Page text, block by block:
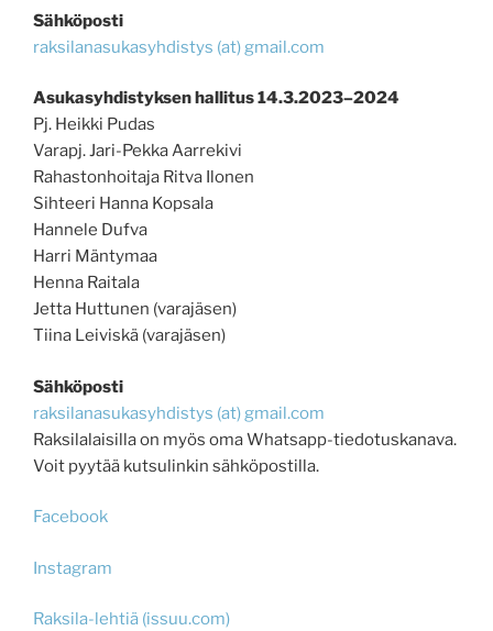
Sähköposti
raksilanasukasyhdistys (at) gmail.com
Asukasyhdistyksen hallitus 14.3.2023–2024
Pj. Heikki Pudas
Varapj. Jari-Pekka Aarrekivi
Rahastonhoitaja Ritva Ilonen
Sihteeri Hanna Kopsala
Hannele Dufva
Harri Mäntymaa
Henna Raitala
Jetta Huttunen (varajäsen)
Tiina Leiviskä (varajäsen)
Sähköposti
raksilanasukasyhdistys (at) gmail.com
Raksilalaisilla on myös oma Whatsapp-tiedotuskanava.
Voit pyytää kutsulinkin sähköpostilla.
Facebook
Instagram
Raksila-lehtiä (issuu.com)